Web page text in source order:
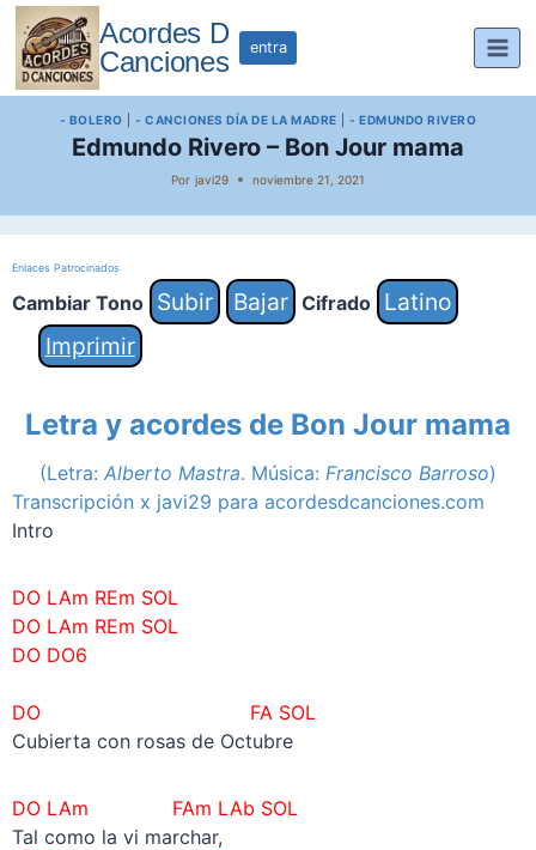
Saltar
contenido
Acordes D
Canciones
entra
- BOLERO |- CANCIONES DÍA DE LA MADRE |- EDMUNDO RIVERO
Edmundo Rivero – Bon Jour mama
Por javi29 noviembre 21, 2021
Enlaces Patrocinados
Cambiar Tono Subir Bajar Cifrado
Latino
Imprimir
Letra y acordes de Bon Jour mama
(Letra: Alberto Mastra. Música: Francisco Barroso)
Transcripción x javi29 para acordesdcanciones.com
Intro
DO LAm REm SOL
DO LAm REm SOL
DO DO6
DO FA SOL
Cubierta con rosas de Octubre
DO LAm FAm LAb SOL
Tal como la vi marchar,